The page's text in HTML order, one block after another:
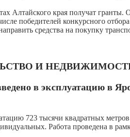
Алтайского края получат
победителей конкурсного
средства на покупку
И
в эксплуатацию в
723 тысячи квадратных
Работа проведена в